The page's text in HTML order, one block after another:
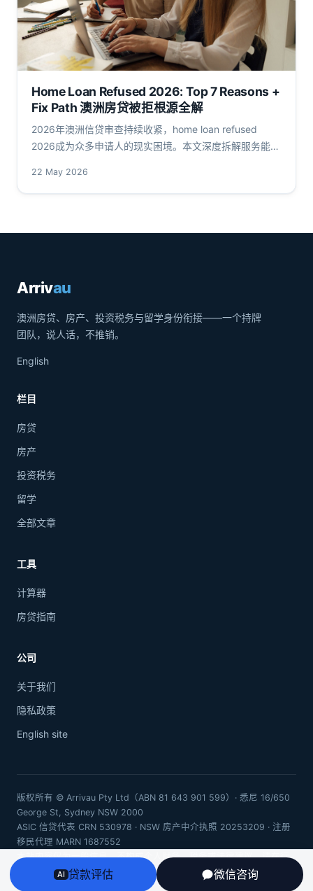
Home Loan Refused 2026: Top 7 Reasons +
Fix Path 澳洲房贷被拒根源全解
2026年澳洲信贷审查持续收紧，home loan refused
2026成为众多申请人的现实困境。本文深度拆解服务能力
供可操作的修复路径。
22 May 2026
Arrivau
澳洲房贷、房产、投资税务与留学身份衔接——一个持牌
团队，说人话，不推销。
English
栏目
房贷
房产
投资税务
留学
全部文章
工具
计算器
房贷指南
公司
关于我们
隐私政策
English site
版权所有 © Arrivau Pty Ltd（ABN 81 643 901 599）· 悉尼 16/650
George St, Sydney NSW 2000
ASIC 信贷代表 CRN 530978 · NSW 房产中介执照 20253209 · 注册
移民代理 MARN 1687552
本站内容仅为一般信息，不构成个人财务、税务或法律建议。请在行
动前咨询持牌专业人士。
AI 贷款评估 微信咨询